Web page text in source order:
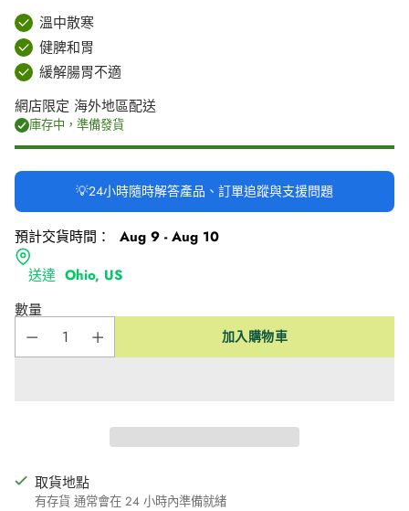
溫中散寒
健脾和胃
緩解腸胃不適
網店限定 海外地區配送
庫存中，準備發貨
💡24小時隨時解答產品、訂單追蹤與支援問題
預計交貨時間：
Aug 9 - Aug 10
送達 Ohio, US
數量
加入購物車
取貨地點
有存貨 通常會在 24 小時內準備就緒